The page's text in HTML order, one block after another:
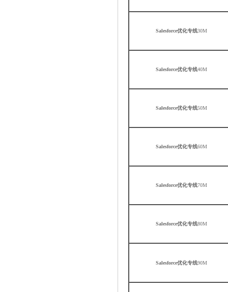
Salesforce优化专线30M
Salesforce优化专线40M
Salesforce优化专线50M
Salesforce优化专线60M
Salesforce优化专线70M
Salesforce优化专线80M
Salesforce优化专线90M